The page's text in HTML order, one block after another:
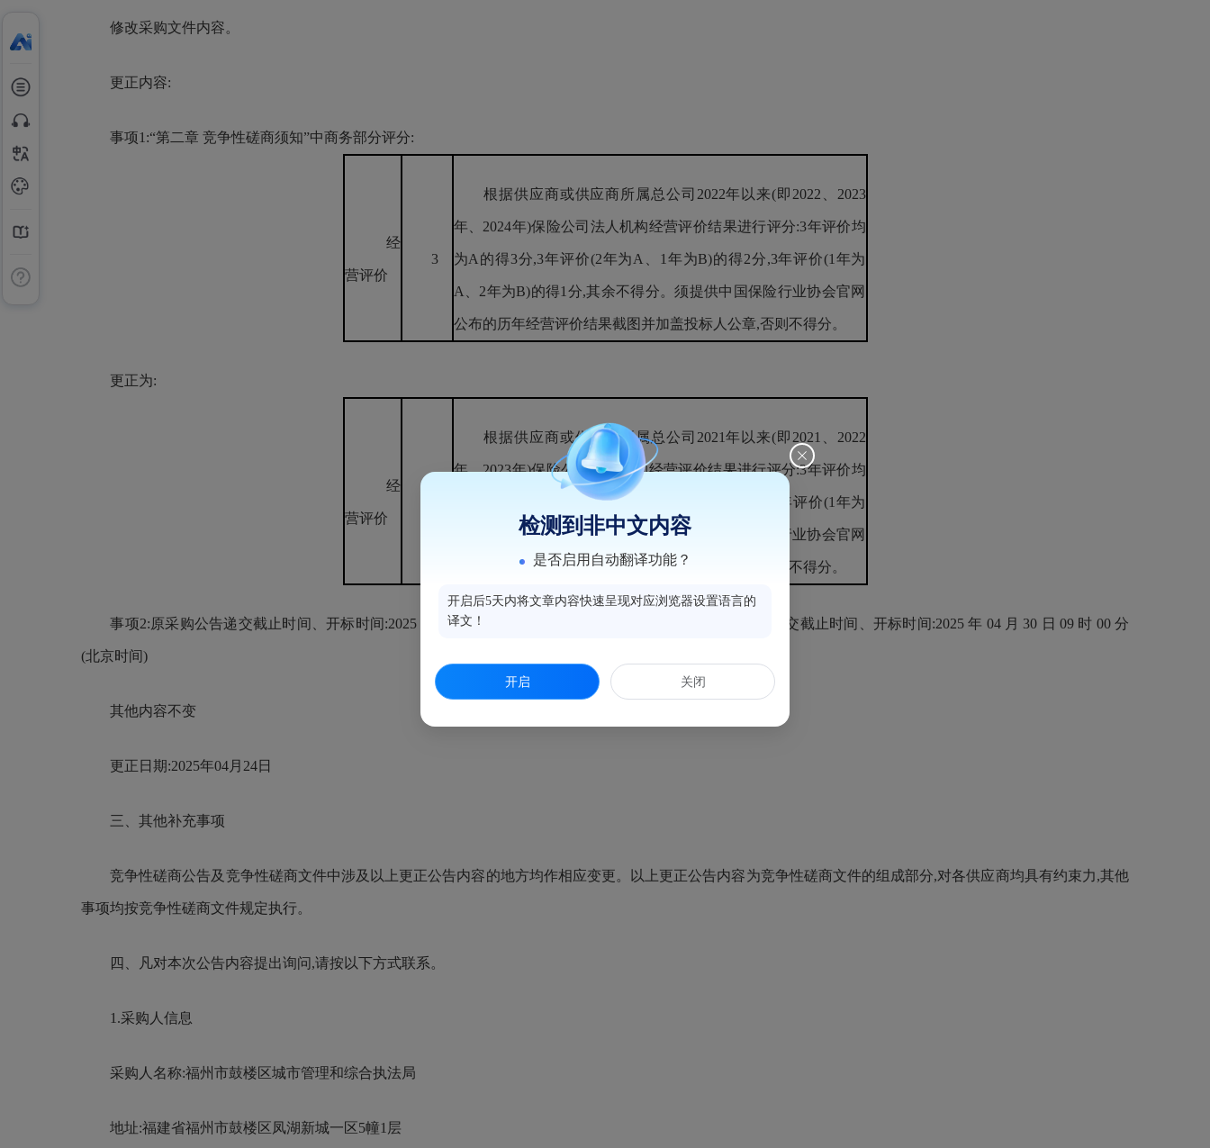
修改采购文件内容。
更正内容:
事项1:“第二章 竞争性磋商须知”中商务部分评分:
经
营评价
3
根据供应商或供应商所属总公司2022年以来(即2022、2023
年、2024年)保险公司法人机构经营评价结果进行评分:3年评价均
为A的得3分,3年评价(2年为A、1年为B)的得2分,3年评价(1年为
A、2年为B)的得1分,其余不得分。须提供中国保险行业协会官网
公布的历年经营评价结果截图并加盖投标人公章,否则不得分。
更正为:
经
营评价
根据供应商或供应商所属总公司2021年以来(即2021、2022
年、2023年)保险公司法人机构经营评价结果进行评分:3年评价均
为A的得3分,3年评价(2年为A、1年为B)的得2分,3年评价(1年为
A、2年为B)的得1分,其余不得分。须提供中国保险行业协会官网
公布的历年经营评价结果截图并加盖投标人公章,否则不得分。
事项2:原采购公告递交截止时间、开标时间:2025 年 04 月 29 日 09 时 00 分(北京时间)现更正为:采购公告递交截止时间、开标时间:2025 年 04 月 30 日 09 时 00 分
(北京时间)
其他内容不变
更正日期:2025年04月24日
三、其他补充事项
竞争性磋商公告及竞争性磋商文件中涉及以上更正公告内容的地方均作相应变更。以上更正公告内容为竞争性磋商文件的组成部分,对各供应商均具有约束力,其他
事项均按竞争性磋商文件规定执行。
四、凡对本次公告内容提出询问,请按以下方式联系。
1.采购人信息
采购人名称:福州市鼓楼区城市管理和综合执法局
地址:福建省福州市鼓楼区凤湖新城一区5幢1层
检测到非中文内容
是否启用自动翻译功能？
开启后5天内将文章内容快速呈现对应浏览器设置语言的
译文！
开启 关闭